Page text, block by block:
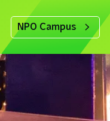
NPO Campus